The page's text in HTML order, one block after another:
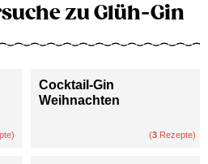
zu Glüh-Gin
Cocktail-Gin
Weihnachten
(3 Rezepte)